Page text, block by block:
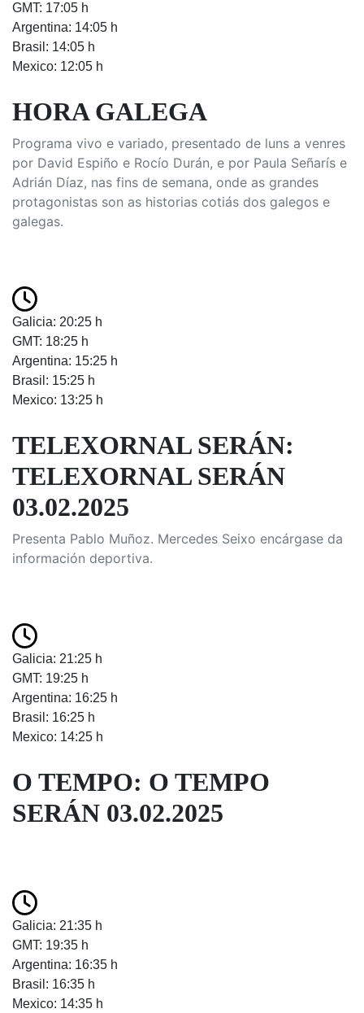
GMT: 17:05 h
Argentina: 14:05 h
Brasil: 14:05 h
Mexico: 12:05 h
HORA GALEGA
Programa vivo e variado, presentado de luns a venres
por David Espiño e Rocío Durán, e por Paula Señarís e
Adrián Díaz, nas fins de semana, onde as grandes
protagonistas son as historias cotiás dos galegos e
galegas.
Galicia: 20:25 h
GMT: 18:25 h
Argentina: 15:25 h
Brasil: 15:25 h
Mexico: 13:25 h
TELEXORNAL SERÁN:
TELEXORNAL SERÁN
03.02.2025
Presenta Pablo Muñoz. Mercedes Seixo encárgase da
información deportiva.
Galicia: 21:25 h
GMT: 19:25 h
Argentina: 16:25 h
Brasil: 16:25 h
Mexico: 14:25 h
O TEMPO: O TEMPO
SERÁN 03.02.2025
Galicia: 21:35 h
GMT: 19:35 h
Argentina: 16:35 h
Brasil: 16:35 h
Mexico: 14:35 h